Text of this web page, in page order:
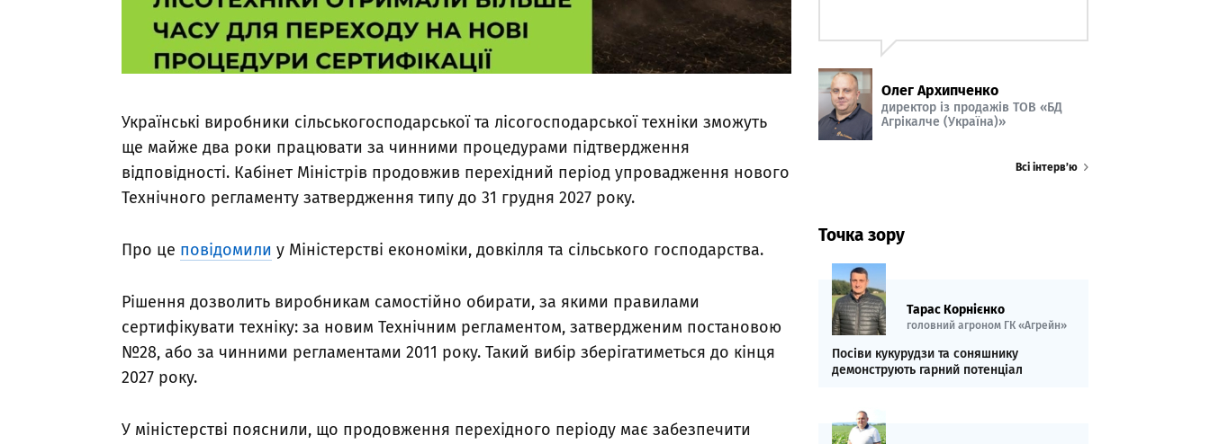
Українські виробники сільськогосподарської та лісогосподарської техніки зможуть
ще майже два роки працювати за чинними процедурами підтвердження
відповідності. Кабінет Міністрів продовжив перехідний період упровадження нового
Технічного регламенту затвердження типу до 31 грудня 2027 року.
Про це повідомили у Міністерстві економіки, довкілля та сільського господарства.
Рішення дозволить виробникам самостійно обирати, за якими правилами
сертифікувати техніку: за новим Технічним регламентом, затвердженим постановою
№28, або за чинними регламентами 2011 року. Такий вибір зберігатиметься до кінця
2027 року.
У міністерстві пояснили, що продовження перехідного періоду має забезпечити
Олег Архипченко
директор із продажів ТОВ «БД
Агрікалче (Україна)»
Всі інтерв’ю
Точка зору
Тарас Корнієнко
головний агроном ГК «Агрейн»
Посіви кукурудзи та соняшнику
демонструють гарний потенціал